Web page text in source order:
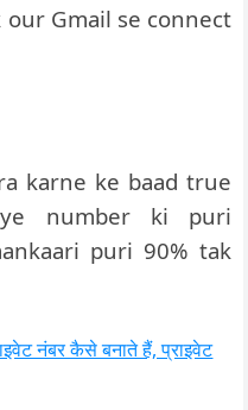
our Gmail se connect
karne ke baad true
number ki puri
puri 90% tak
नंबर कैसे बनाते हैं, प्राइवेट